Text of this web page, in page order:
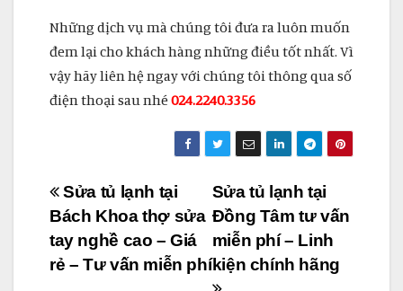
Những dịch vụ mà chúng tôi đưa ra luôn muốn
đem lại cho khách hàng những điều tốt nhất. Vì
vậy hãy liên hệ ngay với chúng tôi thông qua số
điện thoại sau nhé024.2240.3356
Điều
hướng
bài
Sửa tủ lạnh tại
Đồng Tâm tư vấn
miễn phí – Linh
kiện chính hãng
Sửa tủ lạnh tại
Bách Khoa thợ sửa
tay nghề cao – Giá
rẻ – Tư vấn miễn phí